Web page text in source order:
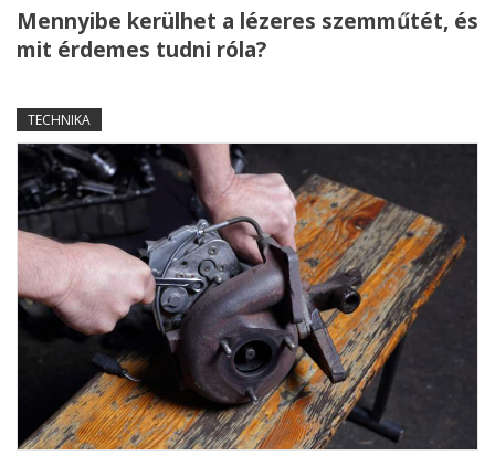
Mennyibe kerülhet a lézeres szemműtét, és
mit érdemes tudni róla?
TECHNIKA